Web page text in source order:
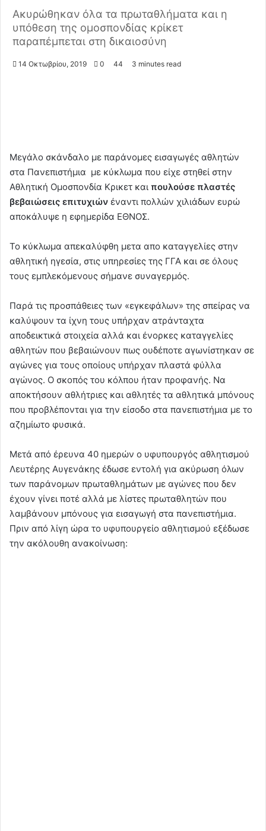
Ακυρώθηκαν όλα τα πρωταθλήματα και η
υπόθεση της ομοσπονδίας κρίκετ
παραπέμπεται στη δικαιοσύνη
14 Οκτωβρίου, 2019 0 44 3 minutes read
Μεγάλο σκάνδαλο με παράνομες εισαγωγές αθλητών
στα Πανεπιστήμια με κύκλωμα που είχε στηθεί στην
Αθλητική Ομοσπονδία Κρικετ και πουλούσε πλαστές
βεβαιώσεις επιτυχιών έναντι πολλών χιλιάδων ευρώ
αποκάλυψε η εφημερίδα ΕΘΝΟΣ.
Το κύκλωμα απεκαλύφθη μετα απο καταγγελίες στην
αθλητική ηγεσία, στις υπηρεσίες της ΓΓΑ και σε όλους
τους εμπλεκόμενους σήμανε συναγερμός.
Παρά τις προσπάθειες των «εγκεφάλων» της σπείρας να
καλύψουν τα ίχνη τους υπήρχαν ατράνταχτα
αποδεικτικά στοιχεία αλλά και ένορκες καταγγελίες
αθλητών που βεβαιώνουν πως ουδέποτε αγωνίστηκαν σε
αγώνες για τους οποίους υπήρχαν πλαστά φύλλα
αγώνος. Ο σκοπός του κόλπου ήταν προφανής. Να
αποκτήσουν αθλήτριες και αθλητές τα αθλητικά μπόνους
που προβλέπονται για την είσοδο στα πανεπιστήμια με το
αζημίωτο φυσικά.
Μετά από έρευνα 40 ημερών ο υφυπουργός αθλητισμού
Λευτέρης Αυγενάκης έδωσε εντολή για ακύρωση όλων
των παράνομων πρωταθλημάτων με αγώνες που δεν
έχουν γίνει ποτέ αλλά με λίστες πρωταθλητών που
λαμβάνουν μπόνους για εισαγωγή στα πανεπιστήμια.
Πριν από λίγη ώρα το υφυπουργείο αθλητισμού εξέδωσε
την ακόλουθη ανακοίνωση: